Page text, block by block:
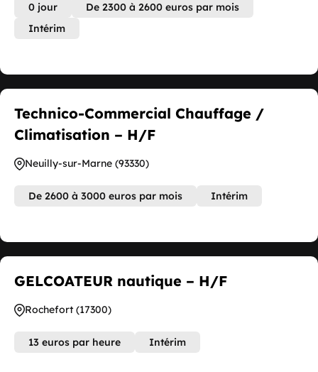
0 jour
De 2300 à 2600 euros par mois
Intérim
Technico-Commercial Chauffage /
Climatisation – H/F
Neuilly-sur-Marne (93330)
De 2600 à 3000 euros par mois Intérim
GELCOATEUR nautique – H/F
Rochefort (17300)
13 euros par heure Intérim